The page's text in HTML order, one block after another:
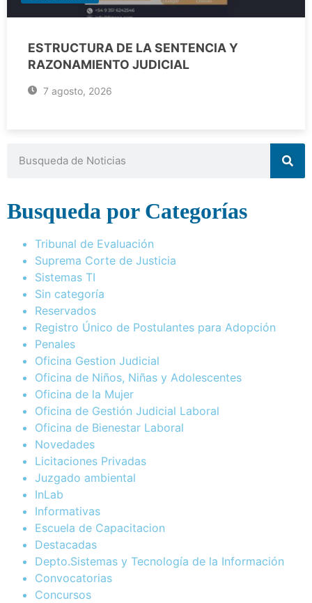
ESTRUCTURA DE LA SENTENCIA Y
RAZONAMIENTO JUDICIAL
7 agosto, 2026
Busqueda por Categorías
Tribunal de Evaluación
Suprema Corte de Justicia
Sistemas TI
Sin categoría
Reservados
Registro Único de Postulantes para Adopción
Penales
Oficina Gestion Judicial
Oficina de Niños, Niñas y Adolescentes
Oficina de la Mujer
Oficina de Gestión Judicial Laboral
Oficina de Bienestar Laboral
Novedades
Licitaciones Privadas
Juzgado ambiental
InLab
Informativas
Escuela de Capacitacion
Destacadas
Depto.Sistemas y Tecnología de la Información
Convocatorias
Concursos